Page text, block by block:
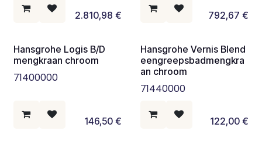
2.810,98 € 792,67 €
Hansgrohe Logis B/D
mengkraan chroom
71400000
146,50€
Hansgrohe Vernis Blend
eengreepsbadmengkra
an chroom
71440000
122,00€